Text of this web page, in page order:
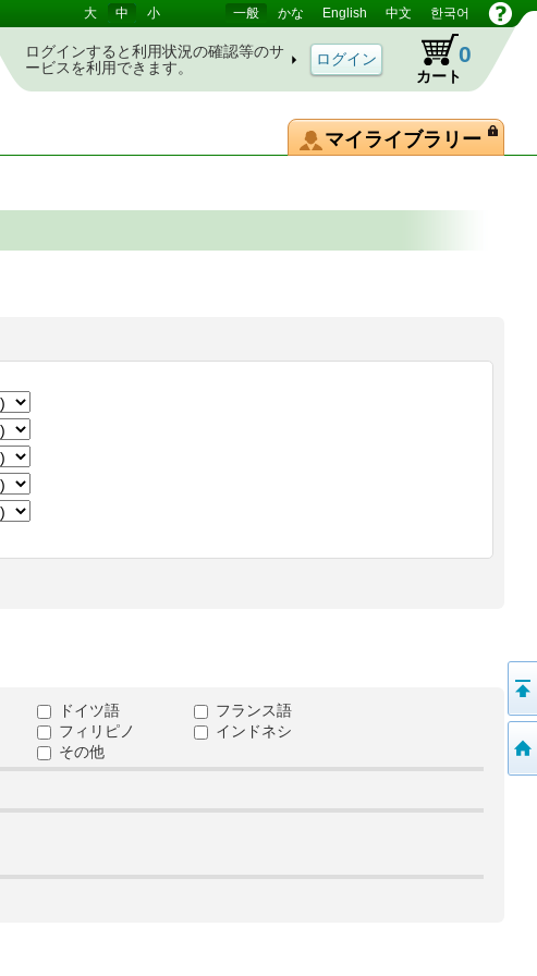
大 中 小 一般 かな English 中文 한국어
ログインすると利用状況の確認等のサ
ービスを利用できます。
カート
0
マイライブラリー
ドイツ語
フランス語
フィリピノ
インドネシ
その他